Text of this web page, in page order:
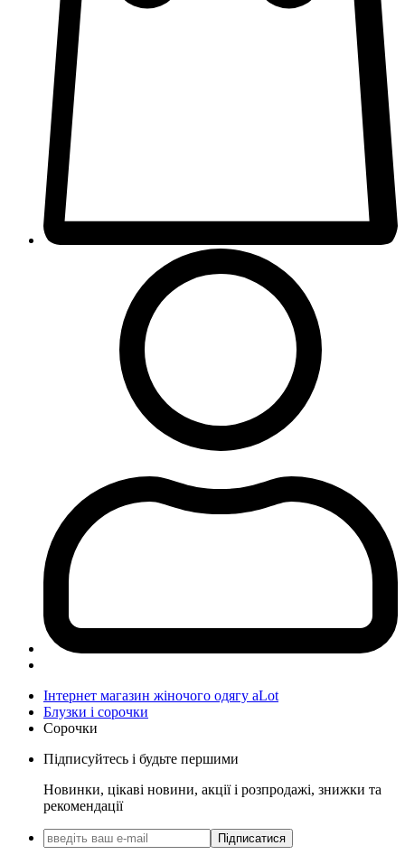
Інтернет магазин жіночого одягу aLot
Блузки і сорочки
Сорочки
Підписуйтесь і будьте першими
Новинки, цікаві новини, акції і розпродажі, знижки та
рекомендації
Підписатися